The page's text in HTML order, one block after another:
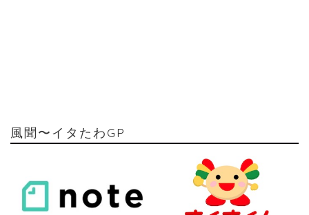
風聞〜イタたわGP